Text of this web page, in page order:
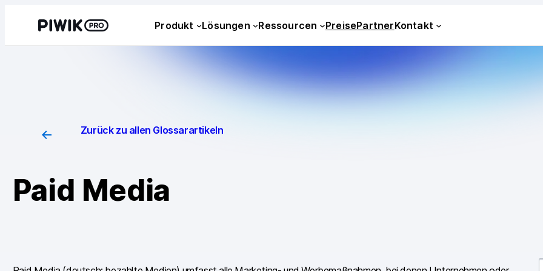
Produkt Lösungen Ressourcen PreisePartnerKontakt
Zurück zu allen Glossarartikeln
Paid Media